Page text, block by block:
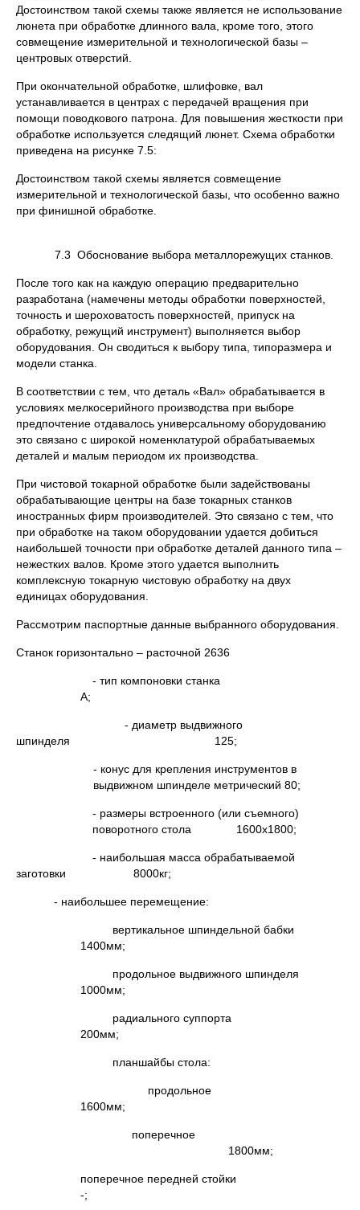
Достоинством такой схемы также является не использование
люнета при обработке длинного вала, кроме того, этого
совмещение измерительной и технологической базы –
центровых отверстий.
При окончательной обработке, шлифовке, вал
устанавливается в центрах с передачей вращения при
помощи поводкового патрона. Для повышения жесткости при
обработке используется следящий люнет. Схема обработки
приведена на рисунке 7.5:
Достоинством такой схемы является совмещение
измерительной и технологической базы, что особенно важно
при финишной обработке.
7.3 Обоснование выбора металлорежущих станков.
После того как на каждую операцию предварительно
разработана (намечены методы обработки поверхностей,
точность и шероховатость поверхностей, припуск на
обработку, режущий инструмент) выполняется выбор
оборудования. Он сводиться к выбору типа, типоразмера и
модели станка.
В соответствии с тем, что деталь «Вал» обрабатывается в
условиях мелкосерийного производства при выборе
предпочтение отдавалось универсальному оборудованию
это связано с широкой номенклатурой обрабатываемых
деталей и малым периодом их производства.
При чистовой токарной обработке были задействованы
обрабатывающие центры на базе токарных станков
иностранных фирм производителей. Это связано с тем, что
при обработке на таком оборудовании удается добиться
наибольшей точности при обработке деталей данного типа –
нежестких валов. Кроме этого удается выполнить
комплексную токарную чистовую обработку на двух
единицах оборудования.
Рассмотрим паспортные данные выбранного оборудования.
Станок горизонтально – расточной 2636
- тип компоновки станка
А;
- диаметр выдвижного
шпинделя 125;
- конус для крепления инструментов в
выдвижном шпинделе метрический 80;
- размеры встроенного (или съемного)
поворотного стола 1600х1800;
- наибольшая масса обрабатываемой
заготовки 8000кг;
- наибольшее перемещение:
вертикальное шпиндельной бабки
1400мм;
продольное выдвижного шпинделя
1000мм;
радиального суппорта
200мм;
планшайбы стола:
продольное
1600мм;
поперечное
1800мм;
поперечное передней стойки
-;